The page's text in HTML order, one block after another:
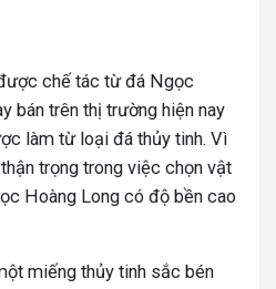
chế tác từ đá Ngọc
bán trên thị trường hiện nay
làm từ loại đá thủy tinh. Vì
trọng trong việc chọn vật
Hoàng Long có độ bền cao
miếng thủy tinh sắc bén